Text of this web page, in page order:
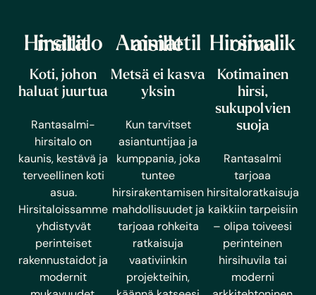
Hirsitalomallit
Koti, johon
haluat juurtua
Rantasalmi-
hirsitalo on
kaunis, kestävä ja
terveellinen koti
asua.
Hirsitaloissamme
yhdistyvät
perinteiset
rakennustaidot ja
modernit
Ammattilaisille
Metsä ei kasva
yksin
Kun tarvitset
asiantuntijaa ja
kumppania, joka
tuntee
hirsirakentamisen
mahdollisuudet ja
tarjoaa rohkeita
ratkaisuja
vaativiinkin
projekteihin,
Hirsivalikoima
Kotimainen
hirsi,
sukupolvien
suoja
Rantasalmi
tarjoaa
hirsitaloratkaisuja
kaikkiin tarpeisiin
– olipa toiveesi
perinteinen
hirsihuvila tai
moderni